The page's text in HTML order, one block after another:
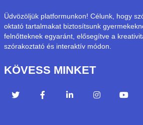
Üdvözöljük platformunkon! Célunk, hogy
oktató tartalmakat biztosítsunk
felnőtteknek egyaránt, elősegítve a
szórakoztató és interaktív módon.
KÖVESS MINKET